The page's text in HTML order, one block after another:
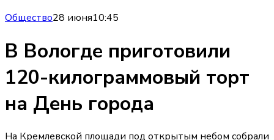
Общество28 июня10:45
В Вологде приготовили
120-килограммовый торт
на День города
На Кремлевской площади под открытым небом собрали